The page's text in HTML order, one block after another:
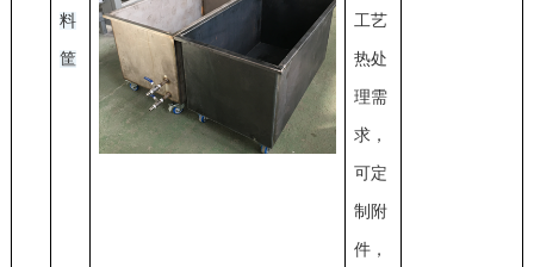
料
筐
工艺
热处
理需
求，
可定
制附
件，